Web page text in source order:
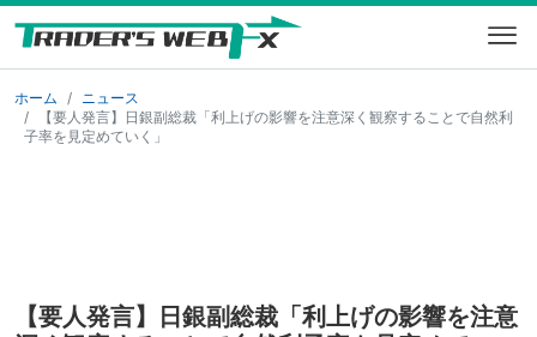
ホーム
ニュース
【要人発言】日銀副総裁「利上げの影響を注意深く観察することで自然利
子率を見定めていく」
【要人発言】日銀副総裁「利上げの影響を注意